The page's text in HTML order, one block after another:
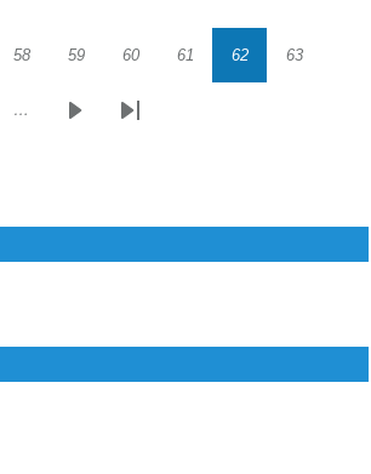
Sayfa
58 Sayfa
59 Sayfa
60 Sayfa
61 Sayfa
62 Sayfa
63
…
SonrakiSon